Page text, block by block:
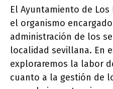
El Ayuntamiento de
el organismo
administración de los
localidad sevillana. En
exploraremos la labor
cuanto a la gestión de